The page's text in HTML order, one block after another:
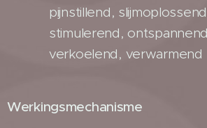
pijnstillend,
stimulerend,
verkoelend, verwarmend
Werkingsmechanisme